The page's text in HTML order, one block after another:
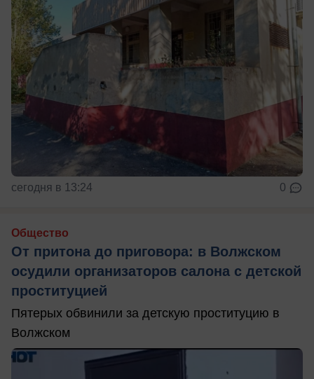
сегодня в 13:24 0
Общество
От притона до приговора: в Волжском
осудили организаторов салона с детской
проституцией
Пятерых обвинили за детскую проституцию в
Волжском